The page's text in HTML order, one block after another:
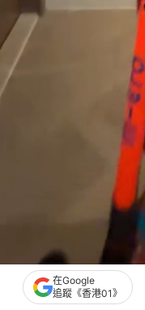
兩旁更掛滿了一家四口的甜蜜
在Google
追蹤《香港01》